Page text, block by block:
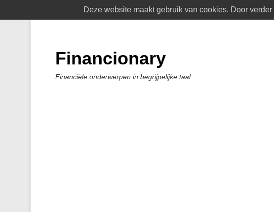
Financionary
Financiële onderwerpen in begrijpelijke taal
Deze website maakt gebruik van cookies. Door